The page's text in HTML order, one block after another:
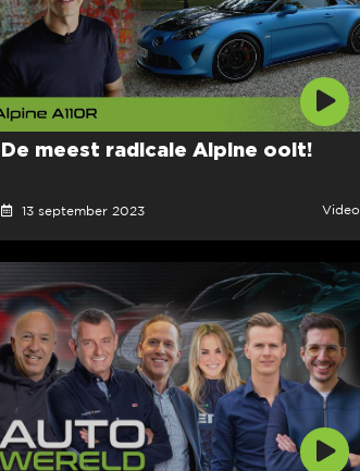
De meest radicale Alpine ooit!
13 september 2023 Video